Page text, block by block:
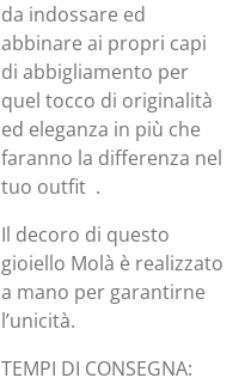
da indossare ed
abbinare ai propri capi
di abbigliamento per
quel tocco di originalità
ed eleganza in più che
faranno la differenza nel
tuo outfit .
Il decoro di questo
gioiello Molà è realizzato
a mano per garantirne
l’unicità.
TEMPI DI CONSEGNA: